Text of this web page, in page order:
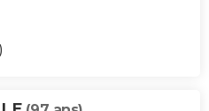
)